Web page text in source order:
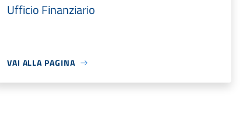
Ufficio Finanziario
VAI ALLA PAGINA